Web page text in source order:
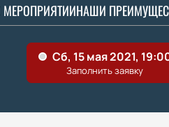
МЕРОПРИЯТИИНАШИ